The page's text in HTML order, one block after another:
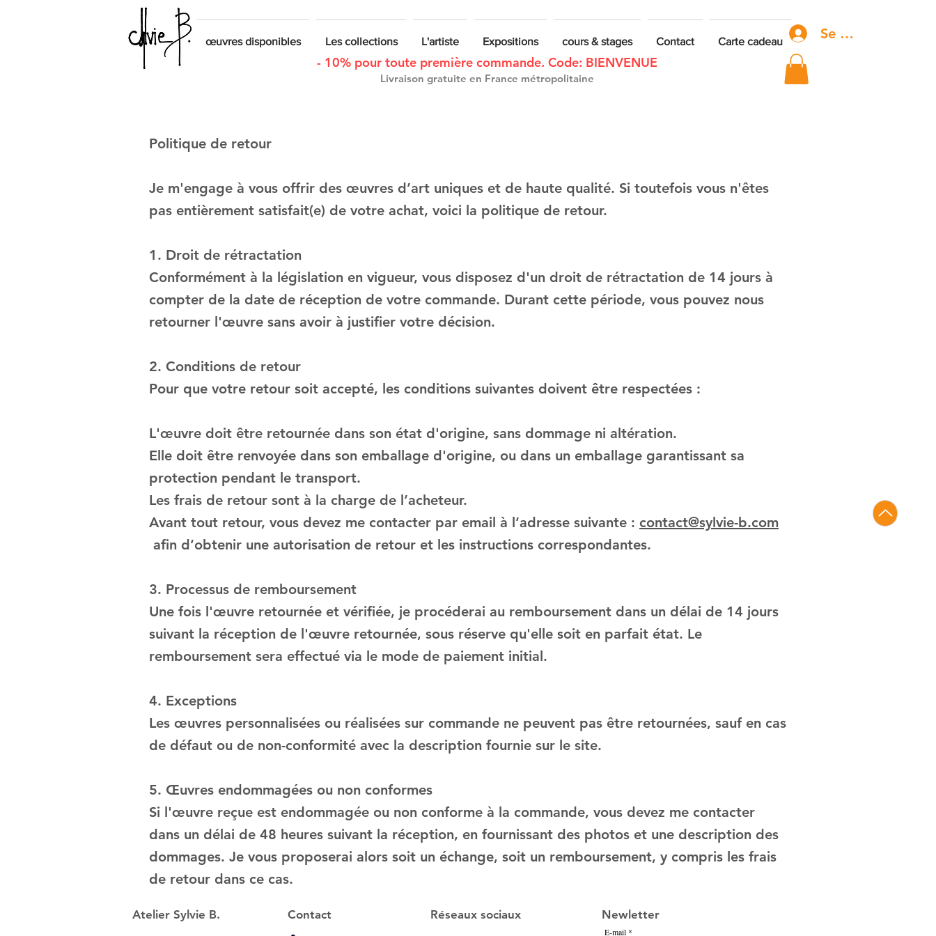
œuvres disponibles Les collections L'artiste Expositions cours & stages Contact Carte cadeau Se connecter
- 10% pour toute première commande. Code: BIENVENUE
Livraison gratuite en France métropolitaine
Politique de retour
Je m'engage à vous offrir des œuvres d’art uniques et de haute qualité. Si toutefois vous n'êtes
pas entièrement satisfait(e) de votre achat, voici la politique de retour.
1. Droit de rétractation
Conformément à la législation en vigueur, vous disposez d'un droit de rétractation de 14 jours à
compter de la date de réception de votre commande. Durant cette période, vous pouvez nous
retourner l'œuvre sans avoir à justifier votre décision.
2. Conditions de retour
Pour que votre retour soit accepté, les conditions suivantes doivent être respectées :
L'œuvre doit être retournée dans son état d'origine, sans dommage ni altération.
Elle doit être renvoyée dans son emballage d'origine, ou dans un emballage garantissant sa
protection pendant le transport.
Les frais de retour sont à la charge de l’acheteur.
Avant tout retour, vous devez me contacter par email à l’adresse suivante : contact@sylvie-b.com
afin d’obtenir une autorisation de retour et les instructions correspondantes.
3. Processus de remboursement
Une fois l'œuvre retournée et vérifiée, je procéderai au remboursement dans un délai de 14 jours
suivant la réception de l'œuvre retournée, sous réserve qu'elle soit en parfait état. Le
remboursement sera effectué via le mode de paiement initial.
4. Exceptions
Les œuvres personnalisées ou réalisées sur commande ne peuvent pas être retournées, sauf en cas
de défaut ou de non-conformité avec la description fournie sur le site.
5. Œuvres endommagées ou non conformes
Si l'œuvre reçue est endommagée ou non conforme à la commande, vous devez me contacter
dans un délai de 48 heures suivant la réception, en fournissant des photos et une description des
dommages. Je vous proposerai alors soit un échange, soit un remboursement, y compris les frais
de retour dans ce cas.
Atelier Sylvie B. Contact Réseaux sociaux Newletter
E-mail